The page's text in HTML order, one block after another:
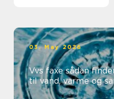
03. May 2026
Vvs faxe sådan finder du den rette hjælp
til vand, varme og